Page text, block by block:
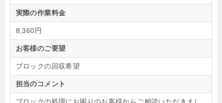
実際の作業料金
8,360円
お客様のご要望
ブロックの回収希望
担当のコメント